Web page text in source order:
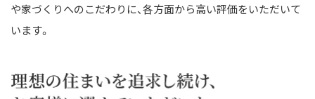
や家づくりへのこだわりに、各方面から高い評価をいただいて
います。